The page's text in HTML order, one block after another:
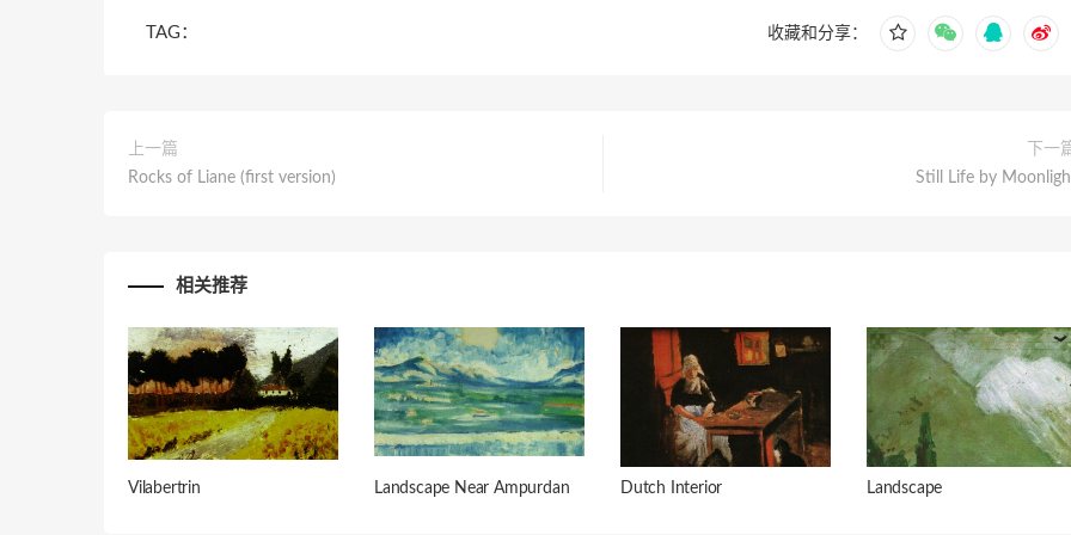
TAG： 收藏和分享：
上一篇
Rocks of Liane (first version)
下一
Still Life by
相关推荐
Vilabertrin Landscape Near Ampurdan Dutch Interior Landscape